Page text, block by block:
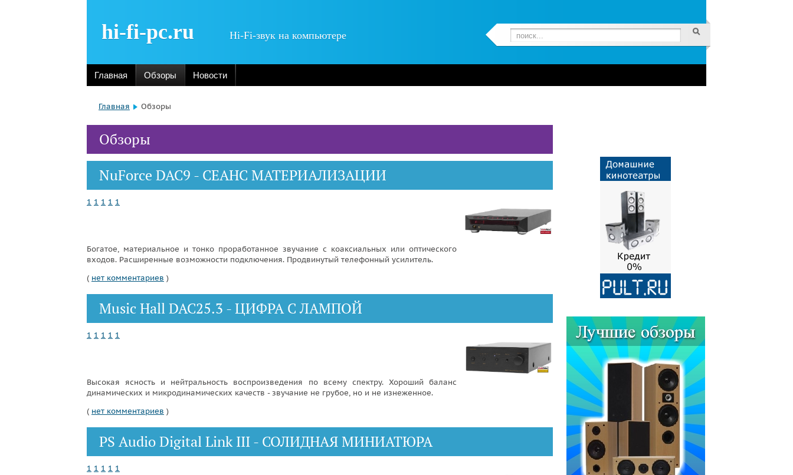
hi-fi-pc.ru Hi-Fi-звук на компьютере
Главная Обзоры Новости
Главная Обзоры
Обзоры
NuForce DAC9 - СЕАНС МАТЕРИАЛИЗАЦИИ
1 1 1 1 1
Богатое, материальное и тонко проработанное звучание с коаксиальных или оптического
входов. Расширенные возможности подключения. Продвинутый телефонный усилитель.
( нет комментариев )
Music Hall DAC25.3 - ЦИФРА С ЛАМПОЙ
1 1 1 1 1
Высокая ясность и нейтральность воспроизведения по всему спектру. Хороший баланс
динамических и микродинамических качеств - звучание не грубое, но и не изнеженное.
( нет комментариев )
PS Audio Digital Link III - СОЛИДНАЯ МИНИАТЮРА
1 1 1 1 1